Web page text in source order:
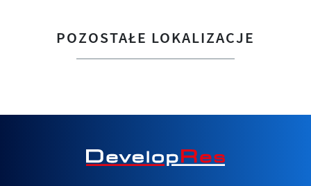
POZOSTAŁE LOKALIZACJE